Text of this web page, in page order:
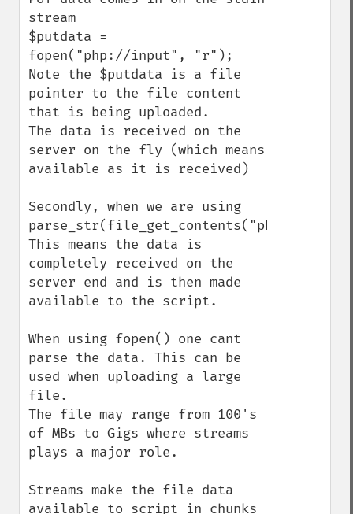
stream
$putdata =
fopen("php://input", "r");
Note the $putdata is a file
pointer to the file content
that is being uploaded.
The data is received on the
server on the fly (which means
available as it is received)
Secondly, when we are using
parse_str(file_get_contents("php://
This means the data is
completely received on the
server end and is then made
available to the script.
When using fopen() one cant
parse the data. This can be
used when uploading a large
file.
The file may range from 100's
of MBs to Gigs where streams
plays a major role.
Streams make the file data
available to script in chunks